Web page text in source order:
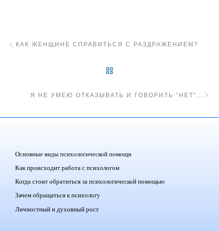
КАК ЖЕНЩИНЕ СПРАВИТЬСЯ С РАЗДРАЖЕНИЕМ?
Я НЕ УМЕЮ ОТКАЗЫВАТЬ И ГОВОРИТЬ “НЕТ”…
Основные виды психологической помощи
Как происходит работа с психологом
Когда стоит обратиться за психологической помощью
Зачем обращаться к психологу
Личностный и духовный рост